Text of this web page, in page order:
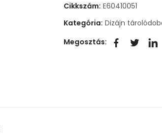
Cikkszám: E60410051
Kategória: Dizájn
Megosztás: